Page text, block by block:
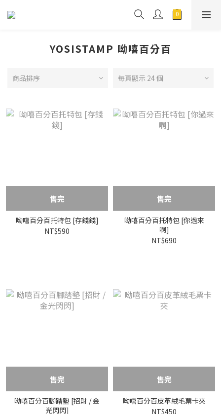
YOSISTAMP 呦嘻百分百
商品排序 每頁顯示 24 個
售完
呦嘻百分百托特包 [存錢錢]
NT$590
售完
呦嘻百分百托特包 [你過來
啊]
NT$690
售完
呦嘻百分百腳踏墊 [招財 / 金
光閃閃]
售完
呦嘻百分百皮革絨毛票卡夾
NT$450